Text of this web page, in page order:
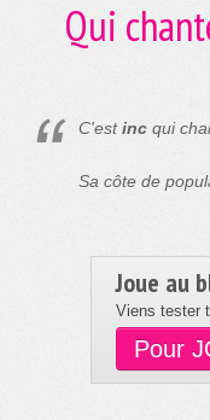
Qui
C'estinc qui
Sa côte de
Joue au
Viens tester
Pour